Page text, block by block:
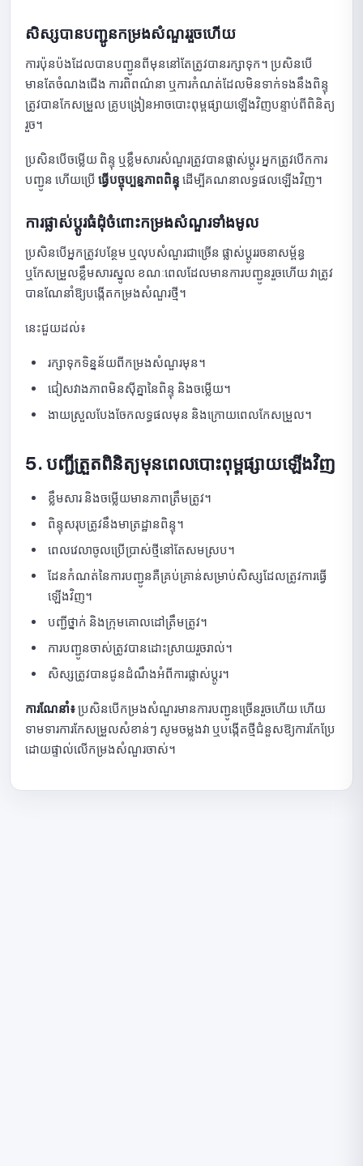
សិស្សបានបញ្ជូនកម្រងសំណួររួចហើយ
ការប៉ុនប៉ងដែលបានបញ្ជូនពីមុននៅតែត្រូវបានរក្សាទុក។ ប្រសិនបើ
មានតែចំណងជើង ការពិពណ៌នា ឬការកំណត់ដែលមិនទាក់ទងនឹងពិន្ទុ
ត្រូវបានកែសម្រួល គ្រូបង្រៀនអាចបោះពុម្ពផ្សាយឡើងវិញបន្ទាប់ពីពិនិត្យ
រួច។
ប្រសិនបើចម្លើយ ពិន្ទុ ឬខ្លឹមសារសំណួរត្រូវបានផ្លាស់ប្តូរ អ្នកត្រូវបើកការ
បញ្ជូន ហើយប្រើ ធ្វើបច្ចុប្បន្នភាពពិន្ទុ ដើម្បីគណនាលទ្ធផលឡើងវិញ។
ការផ្លាស់ប្តូរធំដុំចំពោះកម្រងសំណួរទាំងមូល
ប្រសិនបើអ្នកត្រូវបន្ថែម ឬលុបសំណួរជាច្រើន ផ្លាស់ប្តូររចនាសម្ព័ន្ធ
ឬកែសម្រួលខ្លឹមសារស្នូល ខណៈពេលដែលមានការបញ្ជូនរួចហើយ វាត្រូវ
បានណែនាំឱ្យបង្កើតកម្រងសំណួរថ្មី។
នេះជួយដល់៖
រក្សាទុកទិន្នន័យពីកម្រងសំណួរមុន។
ជៀសវាងភាពមិនស៊ីគ្នានៃពិន្ទុ និងចម្លើយ។
ងាយស្រួលបែងចែកលទ្ធផលមុន និងក្រោយពេលកែសម្រួល។
5. បញ្ជីត្រួតពិនិត្យមុនពេលបោះពុម្ពផ្សាយឡើងវិញ
ខ្លឹមសារ និងចម្លើយមានភាពត្រឹមត្រូវ។
ពិន្ទុសរុបត្រូវនឹងមាត្រដ្ឋានពិន្ទុ។
ពេលវេលាចូលប្រើប្រាស់ថ្មីនៅតែសមស្រប។
ដែនកំណត់នៃការបញ្ជូនគឺគ្រប់គ្រាន់សម្រាប់សិស្សដែលត្រូវការធ្វើ
ឡើងវិញ។
បញ្ជីថ្នាក់ និងក្រុមគោលដៅត្រឹមត្រូវ។
ការបញ្ជូនចាស់ត្រូវបានដោះស្រាយរួចរាល់។
សិស្សត្រូវបានជូនដំណឹងអំពីការផ្លាស់ប្តូរ។
ការណែនាំ៖ប្រសិនបើកម្រងសំណួរមានការបញ្ជូនច្រើនរួចហើយ ហើយ
ទាមទារការកែសម្រួលសំខាន់ៗ សូមចម្លងវា ឬបង្កើតថ្មីជំនួសឱ្យការកែប្រែ
ដោយផ្ទាល់លើកម្រងសំណួរចាស់។